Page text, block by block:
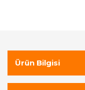
Ürün Bilgisi